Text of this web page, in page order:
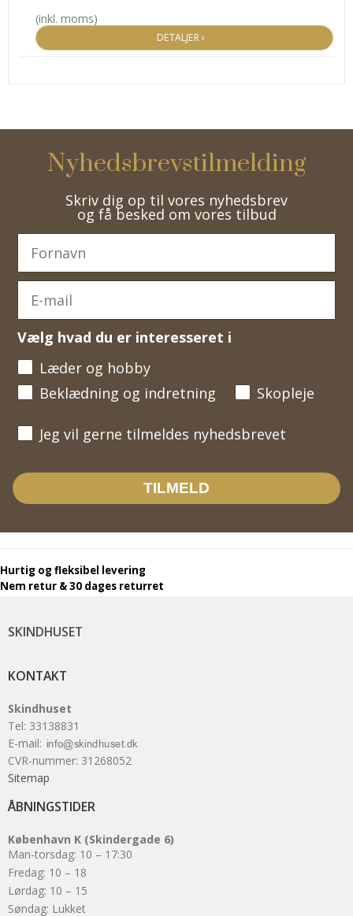
(inkl. moms)
DETALJER ›
SKINDHUSET
KONTAKT
Skindhuset
Tel: 33138831
E-mail:
CVR-nummer: 31268052
Sitemap
ÅBNINGSTIDER
København K (Skindergade 6)
Man-torsdag: 10 – 17:30
Fredag: 10 – 18
Lørdag: 10 – 15
Søndag: Lukket
Nyhedsbrevstilmelding
Skriv dig op til vores nyhedsbrev
og få besked om vores tilbud
Vælg hvad du er interesseret i
Læder og hobby
Beklædning og indretning
Skopleje
Jeg vil gerne tilmeldes nyhedsbrevet
Jeg vil gerne tilmeldes nyhedsbrevet
TILMELD
Hurtig og fleksibel levering
Nem retur & 30 dages returret